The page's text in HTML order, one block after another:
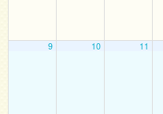
9 10 11